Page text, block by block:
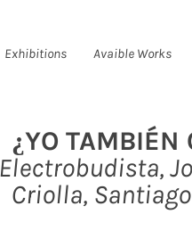
Exhibitions Avaible Works
¿YO TAMBIÉN
Electrobudista,
Criolla,